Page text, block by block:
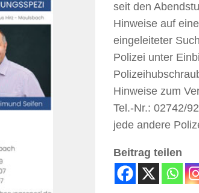
seit den
Hinweise auf
eingeleiteter
Polizei unter
Hinweise zum
Tel.-Nr.: 02742/
jede andere
Beitrag teilen